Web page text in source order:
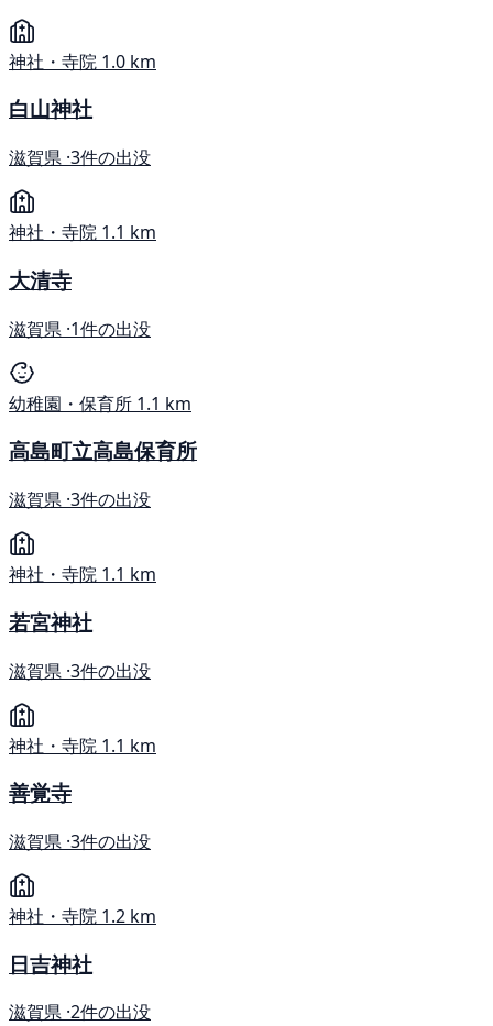
神社・寺院 1.0 km
白山神社
滋賀県 ·3件の出没
神社・寺院 1.1 km
大清寺
滋賀県 ·1件の出没
幼稚園・保育所 1.1 km
高島町立高島保育所
滋賀県 ·3件の出没
神社・寺院 1.1 km
若宮神社
滋賀県 ·3件の出没
神社・寺院 1.1 km
善覚寺
滋賀県 ·3件の出没
神社・寺院 1.2 km
日吉神社
滋賀県 ·2件の出没